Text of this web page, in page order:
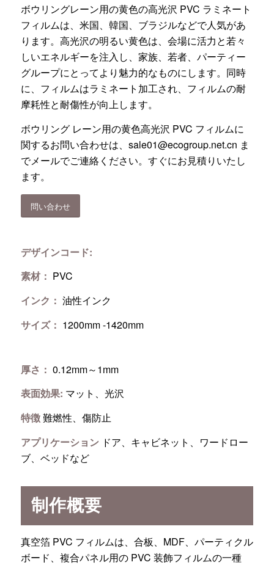
ボウリングレーン用の黄色の高光沢 PVC ラミネート
フィルムは、米国、韓国、ブラジルなどで人気があ
ります。高光沢の明るい黄色は、会場に活力と若々
しいエネルギーを注入し、家族、若者、パーティー
グループにとってより魅力的なものにします。同時
に、フィルムはラミネート加工され、フィルムの耐
摩耗性と耐傷性が向上します。
ボウリング レーン用の黄色高光沢 PVC フィルムに
関するお問い合わせは、 sale01@ecogroup.net.cn ま
でメールでご連絡ください。すぐにお見積りいたし
ます。
問い合わせ
デザインコード:
素材： PVC
インク： 油性インク
サイズ： 1200mm -1420mm
厚さ： 0.12mm～1mm
表面効果: マット、光沢
特徴難燃性、傷防止
アプリケーション ドア、キャビネット、ワードロー
ブ、ベッドなど
制作概要
真空箔 PVC フィルムは、合板、MDF、パーティクル
ボード、複合パネル用の PVC 装飾フィルムの一種